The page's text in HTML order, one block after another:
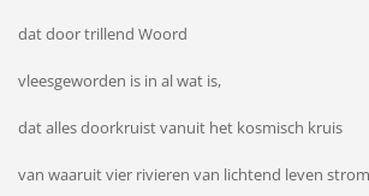
dat door trillend Woord
vleesgeworden is in al wat is,
dat alles doorkruist vanuit het kosmisch kruis
van waaruit vier rivieren van lichtend leven